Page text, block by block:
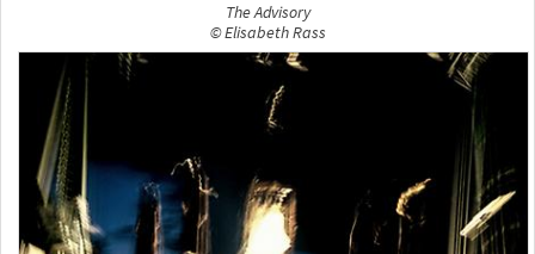
The Advisory
© Elisabeth Rass